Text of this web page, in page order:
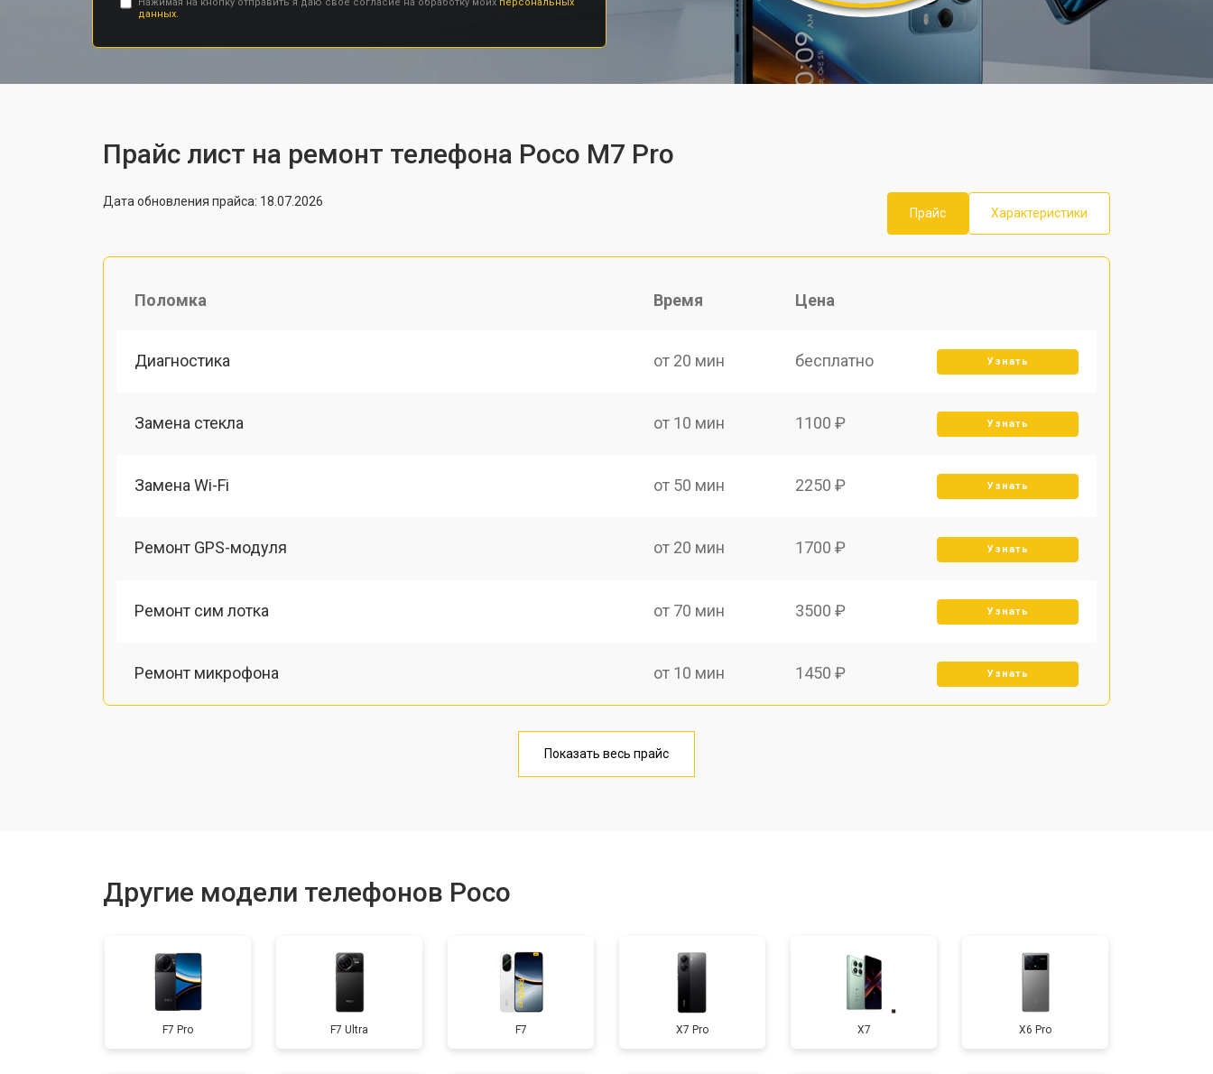
данных.
Прайс лист на ремонт телефона Poco M7 Pro
Дата обновления прайса: 18.07.2026
Прайс
Характеристики
Поломка Время Цена
Диагностика от 20 мин бесплатно Узнать
Замена стекла от 10 мин 1100 ₽ Узнать
Замена Wi-Fi от 50 мин 2250 ₽ Узнать
Ремонт GPS-модуля от 20 мин 1700 ₽ Узнать
Ремонт сим лотка от 70 мин 3500 ₽ Узнать
Ремонт микрофона от 10 мин 1450 ₽ Узнать
от 40 мин
Замена задней крышки от 30 мин
Замена дисплея (экрана) от 30 мин 2700 ₽ Узнать
Показать весь прайс
Другие модели телефонов Poco
F7 Pro F7 Ultra F7 X7 Pro X7 X6 Pro